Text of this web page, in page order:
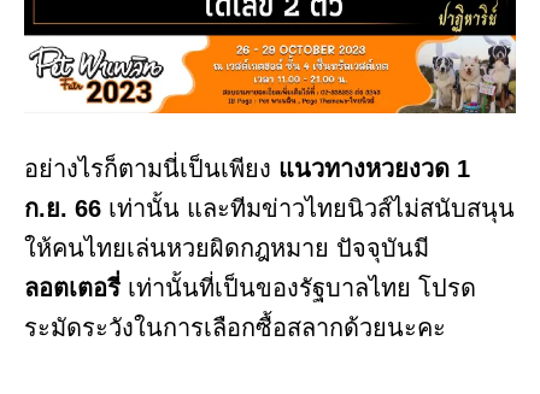
อย่างไรก็ตามนี่เป็นเพียง แนวทางหวยงวด 1
ก.ย. 66 เท่านั้น และทีมข่าวไทยนิวส์ไม่สนับสนุน
ให้คนไทยเล่นหวยผิดกฎหมาย ปัจจุบันมี
ลอตเตอรี่ เท่านั้นที่เป็นของรัฐบาลไทย โปรด
ระมัดระวังในการเลือกซื้อสลากด้วยนะคะ